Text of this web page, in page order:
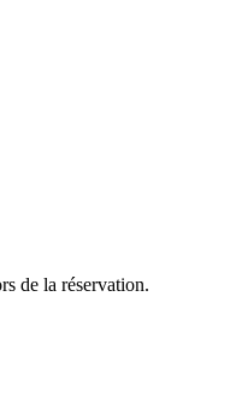
de la réservation.